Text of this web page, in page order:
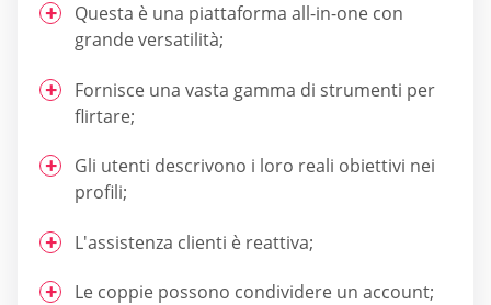
Questa è una piattaforma all-in-one con
grande versatilità;
Fornisce una vasta gamma di strumenti per
flirtare;
Gli utenti descrivono i loro reali obiettivi nei
profili;
L'assistenza clienti è reattiva;
Le coppie possono condividere un account;